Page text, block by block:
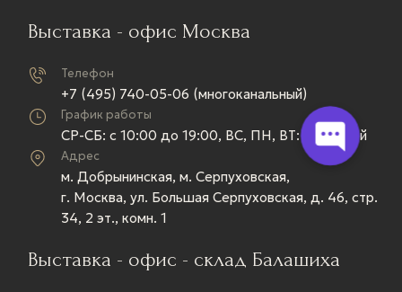
Выставка - офис Москва
Телефон
+7 (495) 740-05-06 (многоканальный)
График работы
СР-СБ: c 10:00 до 19:00, ВС, ПН, ВТ: выходной
Адрес
м. Добрынинская, м. Серпуховская,
г. Москва, ул. Большая Серпуховская, д. 46, стр.
34, 2 эт., комн. 1
Выставка - офис - склад Балашиха